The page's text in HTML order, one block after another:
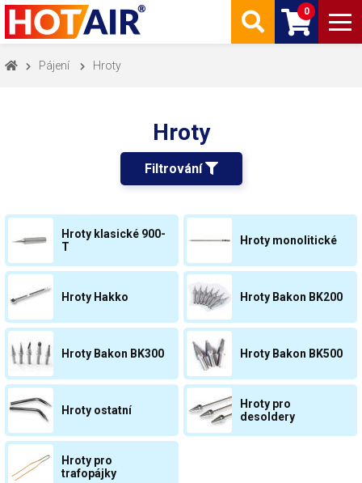
0
Pájení Hroty
Hroty
Filtrování
Hroty klasické 900-
T
Hroty monolitické
Hroty Hakko Hroty Bakon BK200
Hroty Bakon BK300 Hroty Bakon BK500
Hroty ostatní
Hroty pro
desoldery
Hroty pro
trafopájky